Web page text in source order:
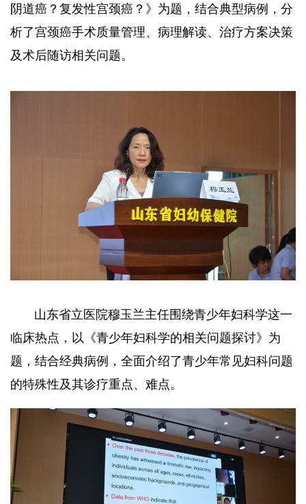
阴道癌？复发性宫颈癌？》为题，结合典型病例，分
析了宫颈癌手术质量管理、病理解读、治疗方案决策
及术后随访相关问题。
山东省立医院穆玉兰主任围绕青少年妇科学这一
临床热点，以《青少年妇科学的相关问题探讨》为
题，结合经典病例，全面介绍了青少年常见妇科问题
的特殊性及其诊疗重点、难点。